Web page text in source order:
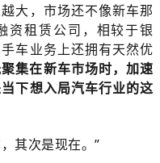
大，市场还不像新车那
资租赁公司，相较于银
车业务上还拥有天然优
集在新车市场时，加速
下想入局汽车行业的这
其次是现在。”